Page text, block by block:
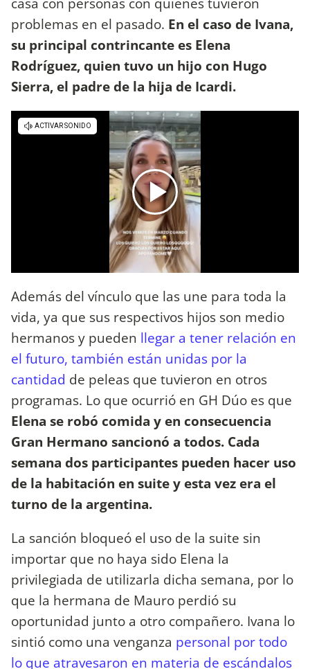
problemas en el pasado. En el caso de Ivana,
su principal contrincante es Elena
Rodríguez, quien tuvo un hijo con Hugo
Sierra, el padre de la hija de Icardi.
Además del vínculo que las une para toda la
vida, ya que sus respectivos hijos son medio
hermanos y pueden llegar a tener relación en
el futuro, también están unidas por la
cantidad de peleas que tuvieron en otros
programas. Lo que ocurrió en GH Dúo es que
Elena se robó comida y en consecuencia
Gran Hermano sancionó a todos. Cada
semana dos participantes pueden hacer uso
de la habitación en suite y esta vez era el
turno de la argentina.
La sanción bloqueó el uso de la suite sin
importar que no haya sido Elena la
privilegiada de utilizarla dicha semana, por lo
que la hermana de Mauro perdió su
oportunidad junto a otro compañero. Ivana lo
sintió como una venganza personal por todo
lo que atravesaron en materia de escándalos